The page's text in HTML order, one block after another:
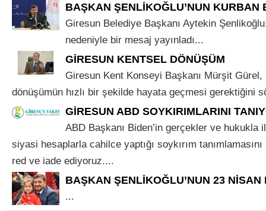
BAŞKAN ŞENLİKOĞLU’NUN KURBAN
Giresun Belediye Başkanı Aytekin
nedeniyle bir mesaj yayınladı...
GİRESUN KENTSEL DÖNÜŞÜM
Giresun Kent Konseyi Başkanı Mürşit Gürel,
dönüşümün hızlı bir şekilde hayata geçmesi gerektiğini
GİRESUN ABD SOYKIRIMLARINI
ABD Başkanı Biden’in gerçekler ve hukukla
siyasi hesaplarla cahilce yaptığı soykırım
red ve iade ediyoruz....
BAŞKAN ŞENLİKOĞLU’NUN 23 NİSAN
...